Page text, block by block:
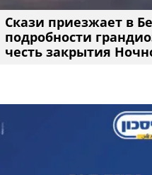
Скази приезжает в
подробности
честь закрытия